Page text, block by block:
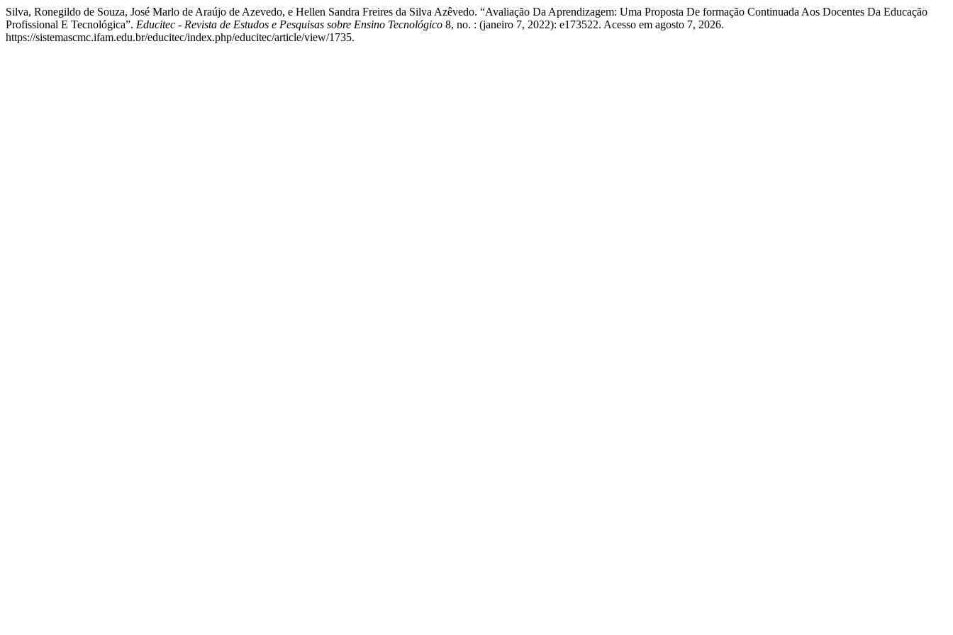
Silva, Ronegildo de Souza, José Marlo de Araújo de Azevedo, e Hellen Sandra Freires da Silva Azêvedo. “Avaliação Da Aprendizagem: Uma Proposta De formação Continuada Aos Docentes Da Educação
Profissional E Tecnológica”. Educitec - Revista de Estudos e Pesquisas sobre Ensino Tecnológico 8, no. : (janeiro 7, 2022): e173522. Acesso em agosto 7, 2026.
https://sistemascmc.ifam.edu.br/educitec/index.php/educitec/article/view/1735.